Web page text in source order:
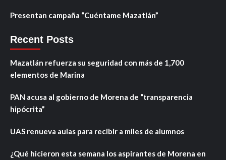
Presentan campaña “Cuéntame Mazatlán”
Recent Posts
Mazatlán refuerza su seguridad con más de 1,700
elementos de Marina
PAN acusa al gobierno de Morena de “transparencia
hipócrita”
UAS renueva aulas para recibir a miles de alumnos
¿Qué hicieron esta semana los aspirantes de Morena en